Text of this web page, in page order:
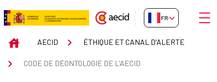
Saut au contenu principal
Code de Déontologie de
FR-FR
INICIOAECID ÉTHIQUE ET CANAL D'ALERTE
CODE DE DÉONTOLOGIE DE L'AECID